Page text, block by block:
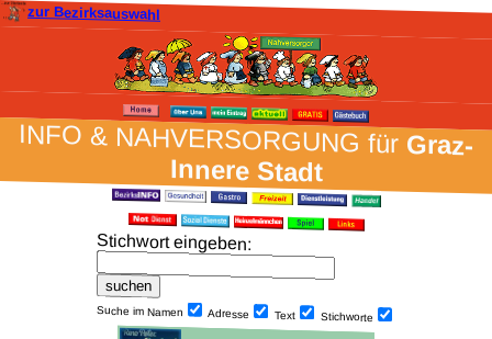
zur Bezirksauswahl
INFO & NAH­VER­SORG­UNG fürGraz-
Innere Stadt
Stich­wort ein­geben:
Suche im Namen Adresse Text Stich­worte